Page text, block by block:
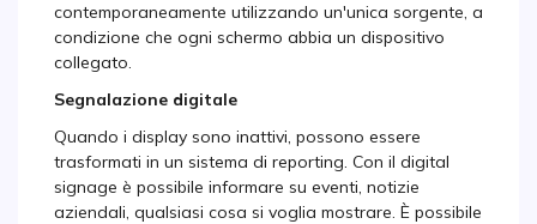
contemporaneamente utilizzando un'unica sorgente, a
condizione che ogni schermo abbia un dispositivo
collegato.
Segnalazione digitale
Quando i display sono inattivi, possono essere
trasformati in un sistema di reporting. Con il digital
signage è possibile informare su eventi, notizie
aziendali, qualsiasi cosa si voglia mostrare. È possibile